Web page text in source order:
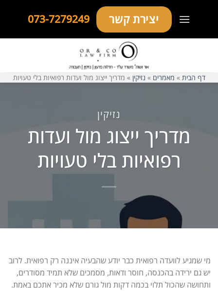
יצירת קשר 073-7279249
דף הבית » מאמרים » נזיקין » מדריך ייצוג מול ועדות רפואיות בלי טעויות
נזיקין
מדריך ייצוג מול ועדות
רפואיות בלי טעויות
מי שמגיע לוועדה רפואית כבר יודע שהבעיה איננה רק רפואית. לרוב
יש גם ירידה בהכנסה, חוסר ודאות, מסמכים שלא תמיד מסודרים,
ותחושה שהכול תלוי בכמה דקות מול גורם שלא מכיר אתכם באמת.